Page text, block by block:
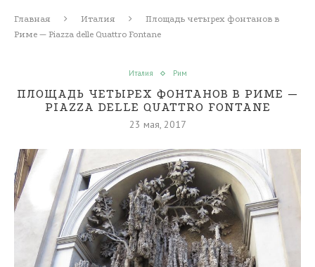
Главная Италия
Площадь четырех фонтанов в
Риме — Piazza delle Quattro Fontane
Италия Рим
ПЛОЩАДЬ ЧЕТЫРЕХ ФОНТАНОВ В РИМЕ —
PIAZZA DELLE QUATTRO FONTANE
23 мая, 2017